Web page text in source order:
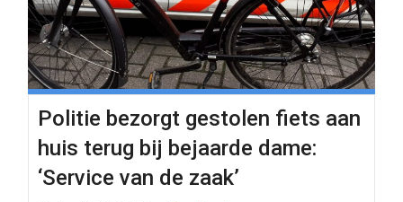
Politie bezorgt gestolen fiets aan
huis terug bij bejaarde dame:
‘Service van de zaak’